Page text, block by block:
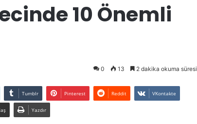
10 Önemli
0 13 2 dakika okuma süresi
Tumblr Pinterest Reddit VKontakte
Yazdır